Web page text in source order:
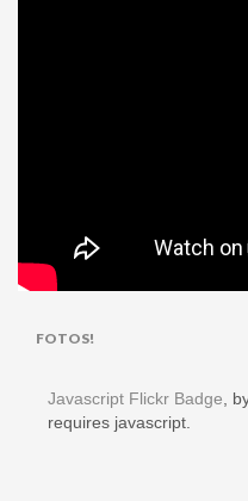
FOTOS!
Javascript Flickr Badge ,
requires javascript.